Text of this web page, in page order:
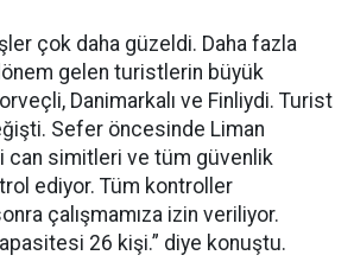
çok daha güzeldi. Daha fazla
gelen turistlerin büyük
Danimarkalı ve Finliydi. Turist
Sefer öncesinde Liman
can simitleri ve tüm güvenlik
ediyor. Tüm kontroller
çalışmamıza izin veriliyor.
26 kişi.” diye konuştu.